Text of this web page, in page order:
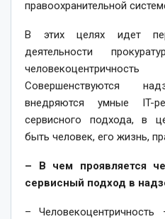
правоохранительной
В этих целях идет
деятельности
Совершенствуются
внедряются умные IT-
сервисного подхода, в
быть человек, его жизнь,
– В чем проявляется
сервисный подход в
–